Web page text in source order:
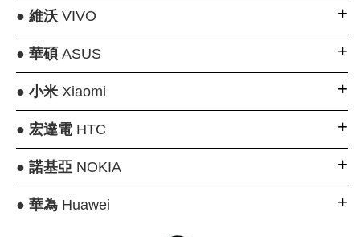
● 維沃VIVO
● 華碩 ASUS
● 小米Xiaomi
● 宏達電HTC
● 諾基亞NOKIA
● 華為Huawei